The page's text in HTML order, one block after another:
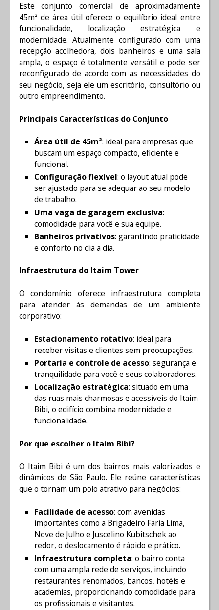
Este conjunto comercial de aproximadamente
45m² de área útil oferece o equilíbrio ideal entre
funcionalidade, localização estratégica e
modernidade. Atualmente configurado com uma
recepção acolhedora, dois banheiros e uma sala
ampla, o espaço é totalmente versátil e pode ser
reconfigurado de acordo com as necessidades do
seu negócio, seja ele um escritório, consultório ou
outro empreendimento.
Principais Características do Conjunto
Área útil de 45m²: ideal para empresas que
buscam um espaço compacto, eficiente e
funcional.
Configuração flexível: o layout atual pode
ser ajustado para se adequar ao seu modelo
de trabalho.
Uma vaga de garagem exclusiva:
comodidade para você e sua equipe.
Banheiros privativos: garantindo praticidade
e conforto no dia a dia.
Infraestrutura do Itaim Tower
O condomínio oferece infraestrutura completa
para atender às demandas de um ambiente
corporativo:
Estacionamento rotativo: ideal para
receber visitas e clientes sem preocupações.
Portaria e controle de acesso: segurança e
tranquilidade para você e seus colaboradores.
Localização estratégica: situado em uma
das ruas mais charmosas e acessíveis do Itaim
Bibi, o edifício combina modernidade e
funcionalidade.
Por que escolher o Itaim Bibi?
O Itaim Bibi é um dos bairros mais valorizados e
dinâmicos de São Paulo. Ele reúne características
que o tornam um polo atrativo para negócios:
Facilidade de acesso: com avenidas
importantes como a Brigadeiro Faria Lima,
Nove de Julho e Juscelino Kubitschek ao
redor, o deslocamento é rápido e prático.
Infraestrutura completa: o bairro conta
com uma ampla rede de serviços, incluindo
restaurantes renomados, bancos, hotéis e
academias, proporcionando comodidade para
os profissionais e visitantes.